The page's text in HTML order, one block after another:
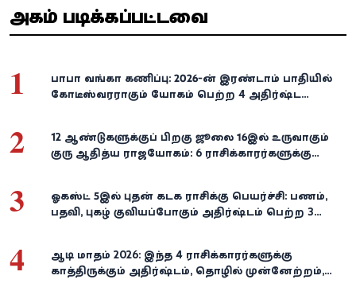
அதிகம் படிக்கப்பட்டவை
1
பாபா வங்கா கணிப்பு: 2026-ன் இரண்டாம் பாதியில்
கோடீஸ்வரராகும் யோகம் பெற்ற 4 அதிர்ஷ்ட
2
12 ஆண்டுகளுக்குப் பிறகு ஜூலை 16இல் உருவாகும்
குரு ஆதித்ய ராஜயோகம்: 6 ராசிக்காரர்களுக்கு
3
ஓகஸ்ட் 5இல் புதன் கடக ராசிக்கு பெயர்ச்சி: பணம்,
பதவி, புகழ் குவியப்போகும் அதிர்ஷ்டம் பெற்ற 3
4
ஆடி மாதம் 2026: இந்த 4 ராசிக்காரர்களுக்கு
காத்திருக்கும் அதிர்ஷ்டம், தொழில் முன்னேற்றம்,